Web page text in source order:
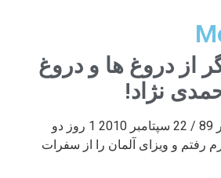
از دروغ ها و دروغ
نژاد!
چهارشنبه 31 شهریور 89 / 22 سپتامبر 2010 1 روز دو
به رم رفتم و ویزای آلمان را از سفرات